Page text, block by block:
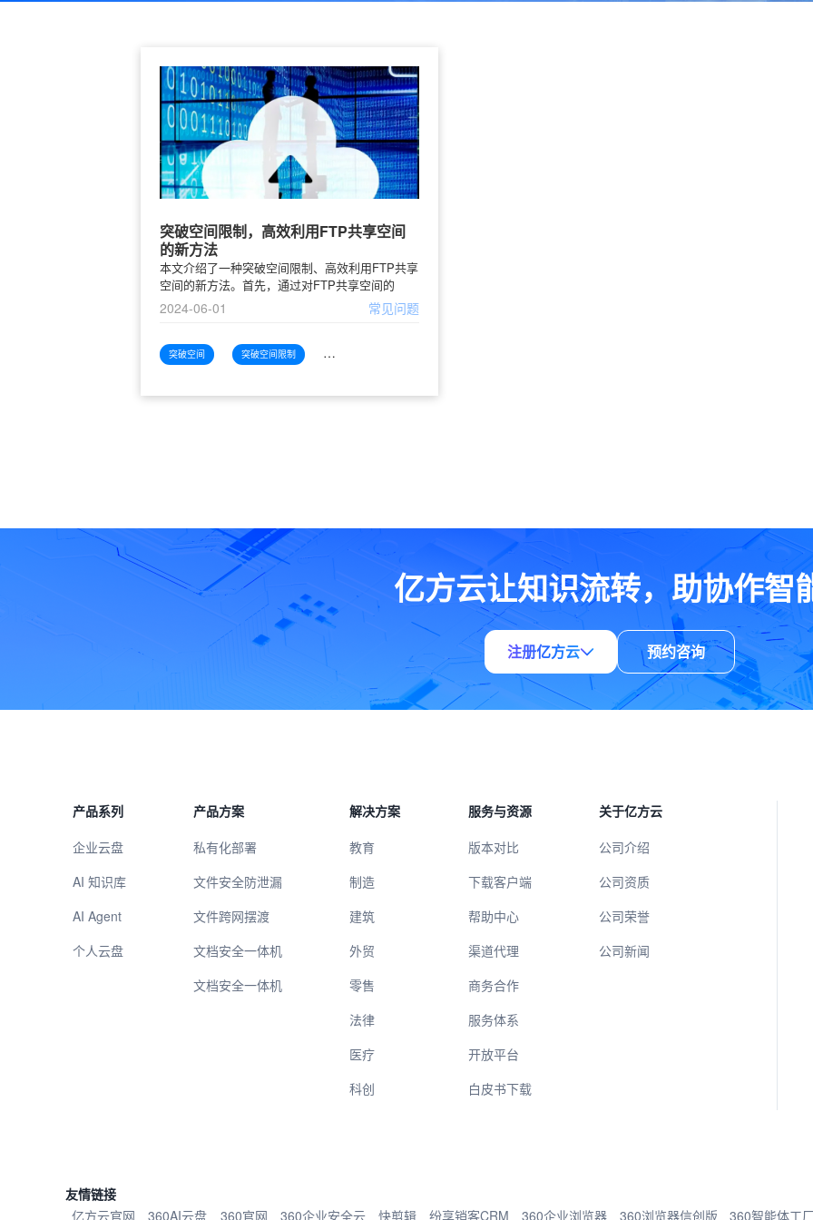
突破空间限制，高效利用FTP共享空间
的新方法
本文介绍了一种突破空间限制、高效利用FTP共享
空间的新方法。首先，通过对FTP共享空间的
2024-06-01 常见问题
突破空间 突破空间限制 突破空间限制高效
亿方云让知识流转，助协作智
注册亿方云 预约咨询
产品系列
企业云盘
AI 知识库
AI Agent
个人云盘
产品方案
私有化部署
文件安全防泄漏
文件跨网摆渡
文档安全一体机
文档安全一体机
解决方案
教育
制造
建筑
外贸
零售
法律
医疗
科创
服务与资源
版本对比
下载客户端
帮助中心
渠道代理
商务合作
服务体系
开放平台
白皮书下载
关于亿方云
公司介绍
公司资质
公司荣誉
公司新闻
友情链接
亿方云官网
360AI云盘 360官网 360企业安全云 快剪辑 纷享销客CRM 360企业浏览器 360浏览器信创版 360智能体工